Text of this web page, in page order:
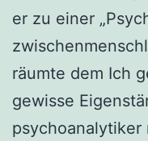
er zu einer
räumte dem Ich
gewisse